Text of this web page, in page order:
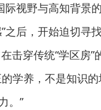
视野与高知背景
后，开始迫切寻
击穿传统“学区房”
学养，不是知识
。”